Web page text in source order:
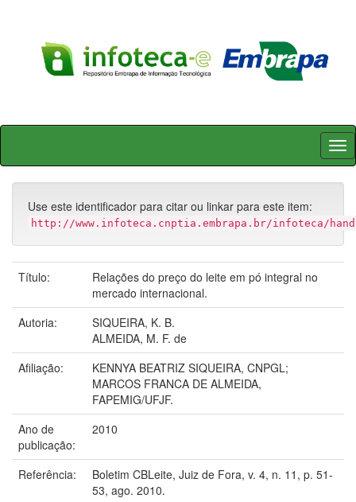
Skip
Use este identificador para citar ou linkar para este item:
http://www.infoteca.cnptia.embrapa.br/infoteca/
Título:
Relações do preço do leite em pó integral no
mercado internacional.
Autoria:
SIQUEIRA, K. B.
ALMEIDA, M. F. de
Afiliação:
KENNYA BEATRIZ SIQUEIRA, CNPGL;
MARCOS FRANCA DE ALMEIDA,
FAPEMIG/UFJF.
Ano de
publicação:
2010
Referência:
Boletim CBLeite, Juiz de Fora, v. 4, n. 11, p. 51-
53, ago. 2010.